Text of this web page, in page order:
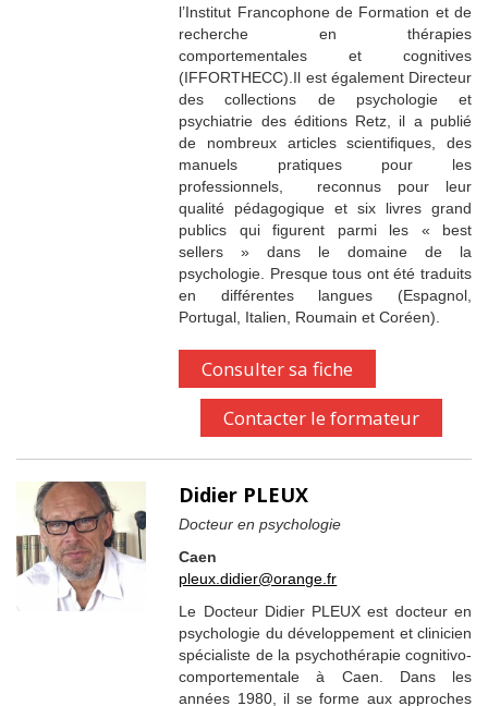
l’Institut Francophone de Formation et de
recherche en thérapies
comportementales et cognitives
(IFFORTHECC).Il est également Directeur
des collections de psychologie et
psychiatrie des éditions Retz, il a publié
de nombreux articles scientifiques, des
manuels pratiques pour les
professionnels, reconnus pour leur
qualité pédagogique et six livres grand
publics qui figurent parmi les « best
sellers » dans le domaine de la
psychologie. Presque tous ont été traduits
en différentes langues (Espagnol,
Portugal, Italien, Roumain et Coréen).
Consulter sa fiche
Contacter le formateur
Didier PLEUX
Docteur en psychologie
Caen
pleux.didier@orange.fr
Le Docteur Didier PLEUX est docteur en
psychologie du développement et clinicien
spécialiste de la psychothérapie cognitivo-
comportementale à Caen. Dans les
années 1980, il se forme aux approches